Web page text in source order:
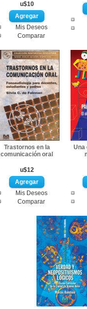
u$10
Mis Deseos
Comparar
Trastornos en la
comunicación oral
u$12
Mis Deseos
Comparar
Una